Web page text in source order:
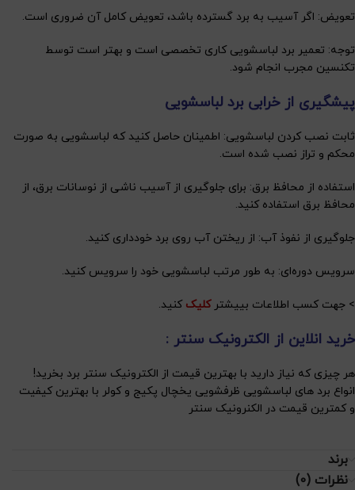
تعویض: اگر آسیب به برد گسترده باشد، تعویض کامل آن ضروری است.
توجه: تعمیر برد لباسشویی کاری تخصصی است و بهتر است توسط
تکنسین مجرب انجام شود.
پیشگیری از خرابی برد لباسشویی
ثابت نصب کردن لباسشویی: اطمینان حاصل کنید که لباسشویی به صورت
محکم و تراز نصب شده است.
استفاده از محافظ برق: برای جلوگیری از آسیب ناشی از نوسانات برق، از
محافظ برق استفاده کنید.
جلوگیری از نفوذ آب: از ریختن آب روی برد خودداری کنید.
سرویس دوره‌ای: به طور مرتب لباسشویی خود را سرویس کنید.
> جهت کسب اطلاعات بییشترکلیککنید.
خرید انلاین از الکترونیک سنتر :
هر چیزی که نیاز دارید با بهترین قیمت از الکترونیک سنتر برد بخرید!
انواع برد های لباسشویی ظرفشویی یخچال پکیج و کولر با بهترین کیفیت
و کمترین قیمت در الکنرونیک سنتر
برند
نظرات (0)